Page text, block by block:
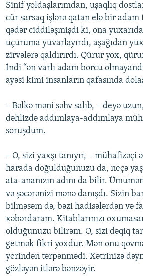
Sinif yoldaşlarımdan, uşaqlıq
cür sarsaq işlərə qatan elə bir adam
qədər ciddiləşmişdi ki, ona
uçuruma yuvarlayırdı, aşağıdan
zirvələrə qaldırırdı. Qürur yox,
İndi “ən varlı adam borcu
ayəsi kimi insanların qafasında
– Bəlkə məni səhv salıb, – deyə
dəhlizdə addımlaya-addımlaya
soruşdum.
– O, sizi yaxşı tanıyır, –
harada doğulduğunuzu da, neçə
ata-ananızın adını da bilir.
və şəcərənizi mənə danışdı. Sizin
bilməsəm də, bəzi hadisələrdən və
xəbərdaram. Kitablarınızı
olduğunuzu bilirəm. O, sizi dəqiq
getmək fikri yoxdur. Mən onu
yerindən tərpənmədi. Xətrinizə
gözləyən itlərə bənzəyir.